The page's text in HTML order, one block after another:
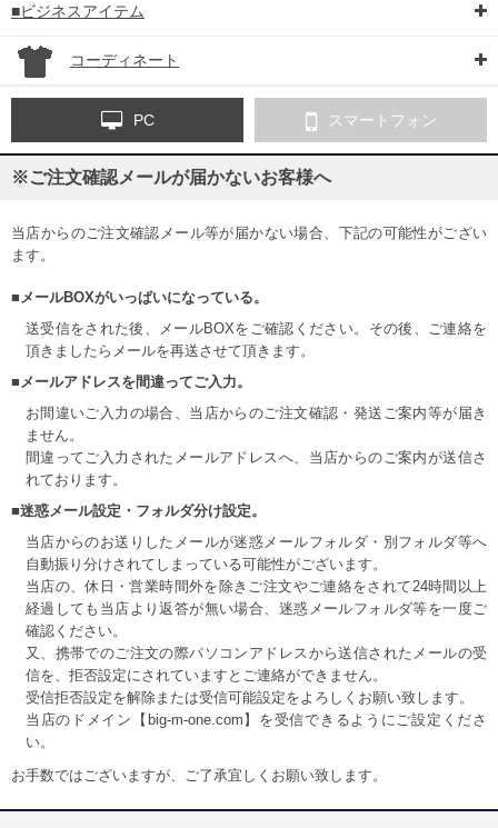
■ビジネスアイテム
コーディネート
PC スマートフォン
※ご注文確認メールが届かないお客様へ
当店からのご注文確認メール等が届かない場合、下記の可能性がござい
ます。
■メールBOXがいっぱいになっている。
送受信をされた後、メールBOXをご確認ください。その後、ご連絡を
頂きましたらメールを再送させて頂きます。
■メールアドレスを間違ってご入力。
お間違いご入力の場合、当店からのご注文確認・発送ご案内等が届き
ません。
間違ってご入力されたメールアドレスへ、当店からのご案内が送信さ
れております。
■迷惑メール設定・フォルダ分け設定。
当店からのお送りしたメールが迷惑メールフォルダ・別フォルダ等へ
自動振り分けされてしまっている可能性がございます。
当店の、休日・営業時間外を除きご注文やご連絡をされて24時間以上
経過しても当店より返答が無い場合、迷惑メールフォルダ等を一度ご
確認ください。
又、携帯でのご注文の際パソコンアドレスから送信されたメールの受
信を、拒否設定にされていますとご連絡ができません。
受信拒否設定を解除または受信可能設定をよろしくお願い致します。
当店のドメイン【big-m-one.com】を受信できるようにご設定くださ
い。
お手数ではございますが、ご了承宜しくお願い致します。